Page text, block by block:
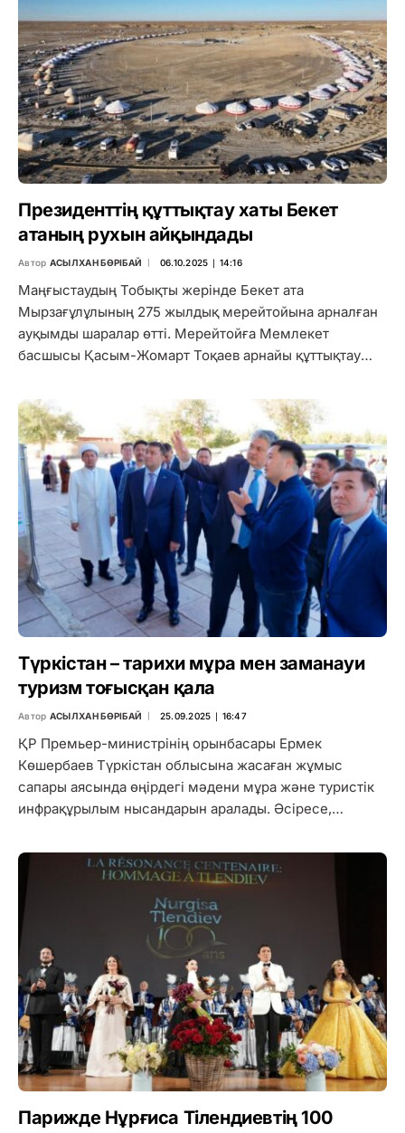
Президенттің құттықтау хаты Бекет
атаның рухын айқындады
Автор АСЫЛХАН БӨРІБАЙ 06.10.2025 ∣ 14:16
Маңғыстаудың Тобықты жерінде Бекет ата
Мырзағұлұлының 275 жылдық мерейтойына арналған
ауқымды шаралар өтті. Мерейтойға Мемлекет
басшысы Қасым-Жомарт Тоқаев арнайы құттықтау…
Түркістан – тарихи мұра мен заманауи
туризм тоғысқан қала
Автор АСЫЛХАН БӨРІБАЙ 25.09.2025 ∣ 16:47
ҚР Премьер-министрінің орынбасары Ермек
Көшербаев Түркістан облысына жасаған жұмыс
сапары аясында өңірдегі мәдени мұра және туристік
инфрақұрылым нысандарын аралады. Әсіресе,…
Парижде Нұрғиса Тілендиевтің 100